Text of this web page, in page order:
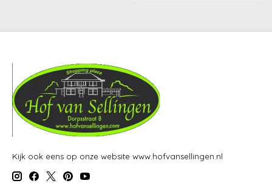
Kijk ook eens op onze website www.hofvansellingen.nl